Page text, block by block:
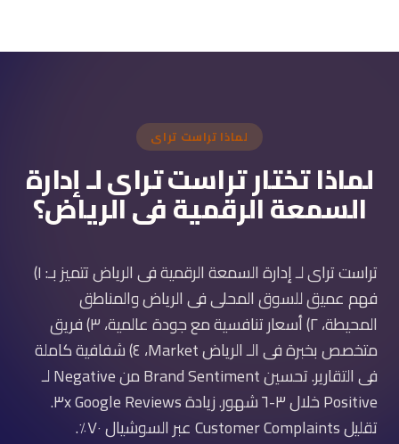
لماذا تراست تراى
لماذا تختار تراست تراى لـ إدارة
السمعة الرقمية فى الرياض؟
تراست تراى لـ إدارة السمعة الرقمية فى الرياض تتميز بـ: ١)
فهم عميق للسوق المحلى فى الرياض والمناطق
المحيطة، ٢) أسعار تنافسية مع جودة عالمية، ٣) فريق
متخصص بخبرة فى الـ الرياض Market، ٤) شفافية كاملة
فى التقارير. تحسين Brand Sentiment من Negative لـ
Positive خلال ٣-٦ شهور. زيادة Google Reviews ٣x.
تقليل Customer Complaints عبر السوشيال ٧٠٪.